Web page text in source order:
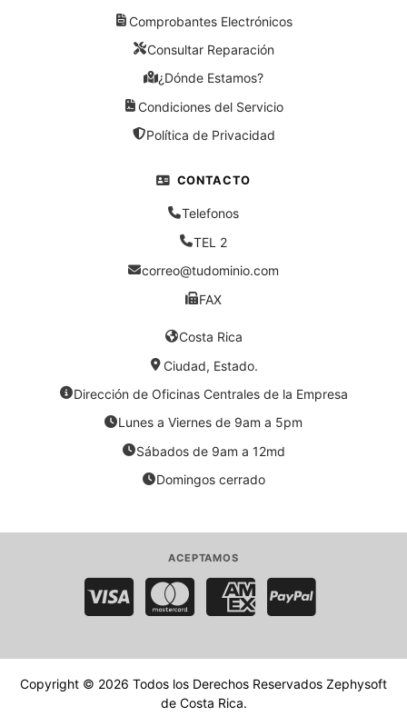
Comprobantes Electrónicos
Consultar Reparación
¿Dónde Estamos?
Condiciones del Servicio
Política de Privacidad
CONTACTO
Telefonos
TEL 2
correo@tudominio.com
FAX
Costa Rica
Ciudad, Estado.
Dirección de Oficinas Centrales de la Empresa
Lunes a Viernes de 9am a 5pm
Sábados de 9am a 12md
Domingos cerrado
ACEPTAMOS
Visa MasterCardAmerican Express
Copyright © 2026 Todos los Derechos Reservados Zephysoft
de Costa Rica.